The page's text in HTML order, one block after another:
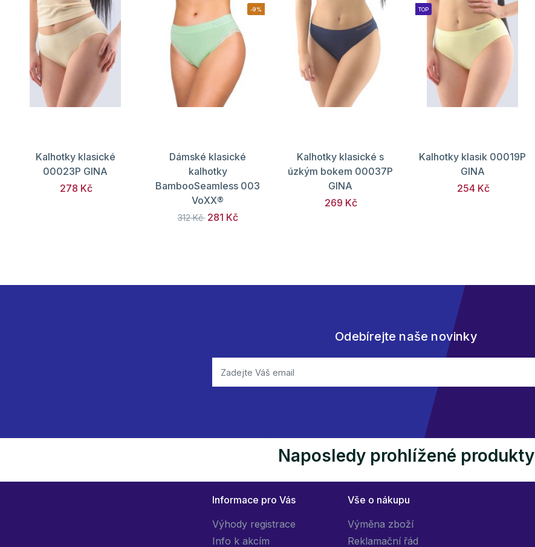
Kalhotky klasické
00023P GINA
278 Kč
-9%
Dámské klasické
kalhotky
BambooSeamless 003
VoXX®
312 Kč 281 Kč
Kalhotky klasické s
úzkým bokem 00037P
GINA
269 Kč
TOP
Kalhotky klasik 00019P
GINA
254 Kč
Odebírejte naše novinky
Naposledy prohlížené produkty
Informace pro Vás
Výhody registrace
Info k akcím
Vše o nákupu
Výměna zboží
Reklamační řád